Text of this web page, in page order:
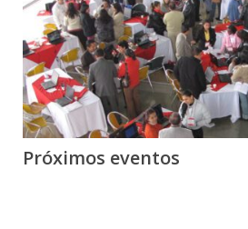
Próximos eventos